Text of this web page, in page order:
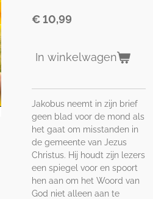
€ 10,99
In winkelwagen
Jakobus neemt in zijn brief
geen blad voor de mond als
het gaat om misstanden in
de gemeente van Jezus
Christus. Hij houdt zijn lezers
een spiegel voor en spoort
hen aan om het Woord van
God niet alleen aan te